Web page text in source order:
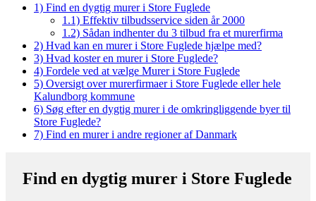
1) Find en dygtig murer i Store Fuglede
1.1) Effektiv tilbudsservice siden år 2000
1.2) Sådan indhenter du 3 tilbud fra et murerfirma
2) Hvad kan en murer i Store Fuglede hjælpe med?
3) Hvad koster en murer i Store Fuglede?
4) Fordele ved at vælge Murer i Store Fuglede
5) Oversigt over murerfirmaer i Store Fuglede eller hele
Kalundborg kommune
6) Søg efter en dygtig murer i de omkringliggende byer til
Store Fuglede?
7) Find en murer i andre regioner af Danmark
Find en dygtig murer i Store Fuglede